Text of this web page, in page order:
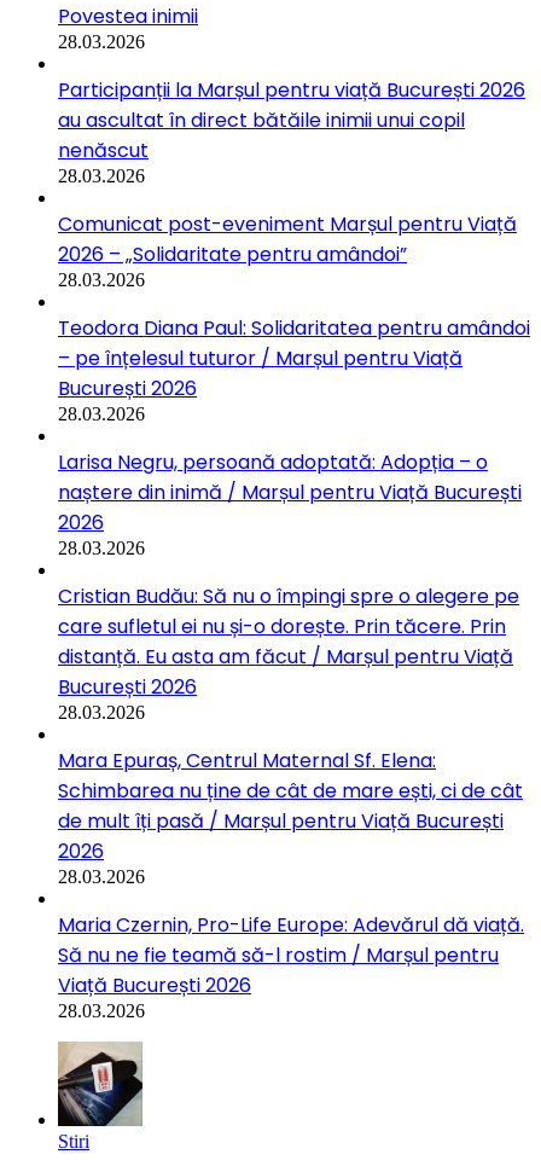
Povestea inimii
28.03.2026
Participanții la Marșul pentru viață București 2026
au ascultat în direct bătăile inimii unui copil
nenăscut
28.03.2026
Comunicat post-eveniment Marșul pentru Viață
2026 – „Solidaritate pentru amândoi”
28.03.2026
Teodora Diana Paul: Solidaritatea pentru amândoi
– pe înțelesul tuturor / Marșul pentru Viață
București 2026
28.03.2026
Larisa Negru, persoană adoptată: Adopția – o
naștere din inimă / Marșul pentru Viață București
2026
28.03.2026
Cristian Budău: Să nu o împingi spre o alegere pe
care sufletul ei nu și-o dorește. Prin tăcere. Prin
distanță. Eu asta am făcut / Marșul pentru Viață
București 2026
28.03.2026
Mara Epuraș, Centrul Maternal Sf. Elena:
Schimbarea nu ține de cât de mare ești, ci de cât
de mult îți pasă / Marșul pentru Viață București
2026
28.03.2026
Maria Czernin, Pro-Life Europe: Adevărul dă viață.
Să nu ne fie teamă să-l rostim / Marșul pentru
Viață București 2026
28.03.2026
Stiri